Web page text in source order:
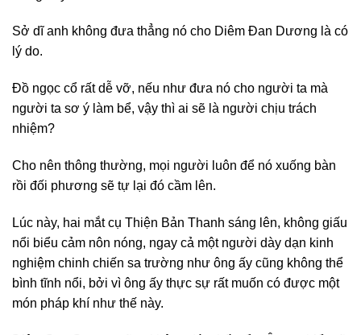
Sở dĩ anh không đưa thẳng nó cho Diêm Đan Dương là có
lý do.
Đồ ngọc cổ rất dễ vỡ, nếu như đưa nó cho người ta mà
người ta sơ ý làm bể, vậy thì ai sẽ là người chịu trách
nhiệm?
Cho nên thông thường, mọi người luôn để nó xuống bàn
rồi đối phương sẽ tự lại đó cầm lên.
Lúc này, hai mắt cụ Thiện Bản Thanh sáng lên, không giấu
nổi biểu cảm nôn nóng, ngay cả một người dày dạn kinh
nghiệm chinh chiến sa trường như ông ấy cũng không thể
bình tĩnh nổi, bởi vì ông ấy thực sự rất muốn có được một
món pháp khí như thế này.